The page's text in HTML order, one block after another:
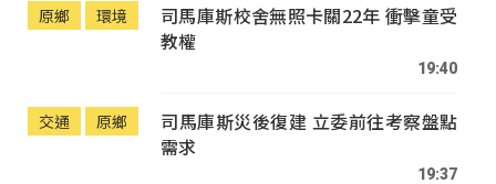
原鄉 環境
司馬庫斯校舍無照卡關22年 衝擊童受
教權
19:40
交通 原鄉
司馬庫斯災後復建 立委前往考察盤點
需求
19:37